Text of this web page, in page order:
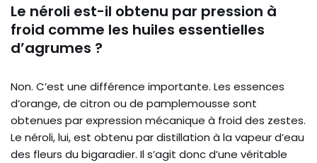
Le néroli est-il obtenu par pression à
froid comme les huiles essentielles
d’agrumes ?
Non. C’est une différence importante. Les essences
d’orange, de citron ou de pamplemousse sont
obtenues par expression mécanique à froid des zestes.
Le néroli, lui, est obtenu par distillation à la vapeur d’eau
des fleurs du bigaradier. Il s’agit donc d’une véritable